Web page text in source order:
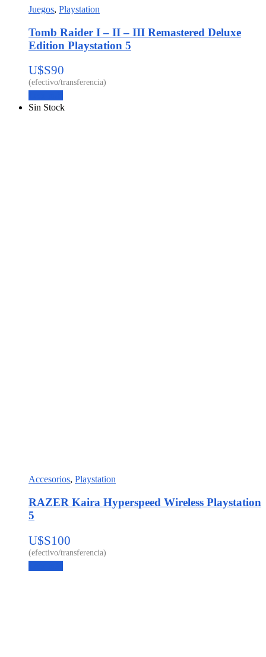
Juegos, Playstation
Tomb Raider I – II – III Remastered Deluxe
Edition Playstation 5
U$S90
Sin Stock
Accesorios, Playstation
RAZER Kaira Hyperspeed Wireless Playstation
5
U$S100